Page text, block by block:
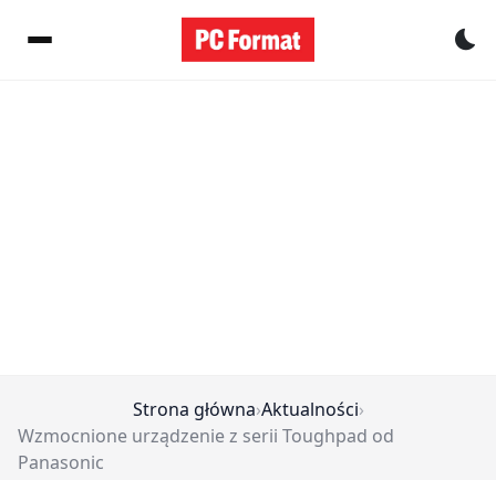
Strona główna›Aktualności›
Wzmocnione urządzenie z serii Toughpad od
Panasonic